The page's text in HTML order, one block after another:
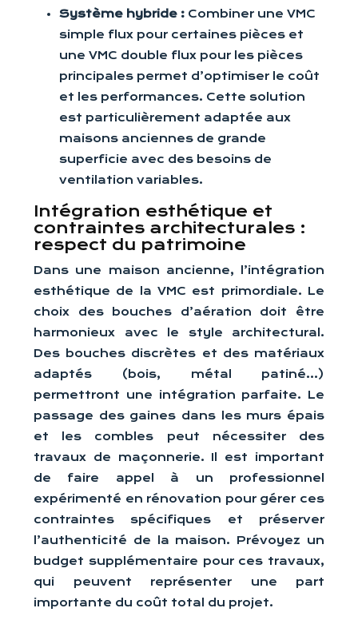
Système hybride : Combiner une VMC
simple flux pour certaines pièces et
une VMC double flux pour les pièces
principales permet d’optimiser le coût
et les performances. Cette solution
est particulièrement adaptée aux
maisons anciennes de grande
superficie avec des besoins de
ventilation variables.
Intégration esthétique et
contraintes architecturales :
respect du patrimoine
Dans une maison ancienne, l’intégration
esthétique de la VMC est primordiale. Le
choix des bouches d’aération doit être
harmonieux avec le style architectural.
Des bouches discrètes et des matériaux
adaptés (bois, métal patiné…)
permettront une intégration parfaite. Le
passage des gaines dans les murs épais
et les combles peut nécessiter des
travaux de maçonnerie. Il est important
de faire appel à un professionnel
expérimenté en rénovation pour gérer ces
contraintes spécifiques et préserver
l’authenticité de la maison. Prévoyez un
budget supplémentaire pour ces travaux,
qui peuvent représenter une part
importante du coût total du projet.